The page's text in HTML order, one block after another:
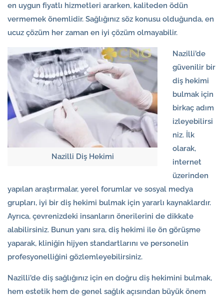
en uygun fiyatlı hizmetleri ararken, kaliteden ödün
vermemek önemlidir. Sağlığınız söz konusu olduğunda, en
ucuz çözüm her zaman en iyi çözüm olmayabilir.
Nazilli Diş Hekimi
Nazilli’de
güvenilir bir
diş hekimi
bulmak için
birkaç adım
izleyebilirsi
niz. İlk
olarak,
internet
üzerinden
yapılan araştırmalar, yerel forumlar ve sosyal medya
grupları, iyi bir diş hekimi bulmak için yararlı kaynaklardır.
Ayrıca, çevrenizdeki insanların önerilerini de dikkate
alabilirsiniz. Bunun yanı sıra, diş hekimi ile ön görüşme
yaparak, kliniğin hijyen standartlarını ve personelin
profesyonelliğini gözlemleyebilirsiniz.
Nazilli’de diş sağlığınız için en doğru diş hekimini bulmak,
hem estetik hem de genel sağlık açısından büyük önem